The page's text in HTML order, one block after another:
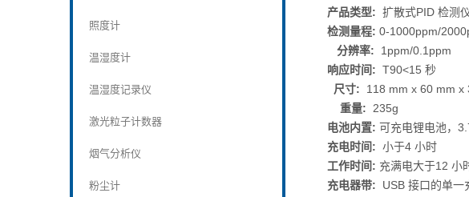
照度计
温湿度计
温湿度记录仪
激光粒子计数器
烟气分析仪
粉尘计
产品类型: 扩散式PID 检测
检测量程: 0-1000ppm/
分辨率: 1ppm/0.1ppm
响应时间: T90<15 秒
尺寸: 118 mm x 60 mm x
重量: 235g
电池内置: 可充电锂电池，
充电时间: 小于4 小时
工作时间: 充满电大于12 小
充电器带: USB 接口的单一